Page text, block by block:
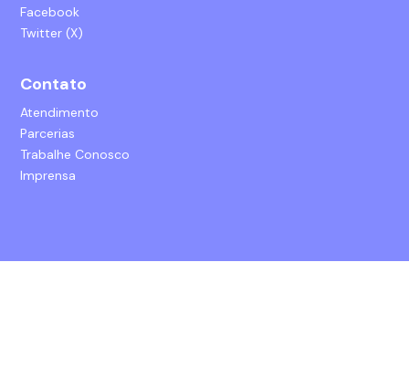
Facebook
Twitter (X)
Contato
Atendimento
Parcerias
Trabalhe Conosco
Imprensa